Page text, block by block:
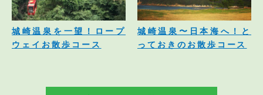
城崎温泉を一望！ロープ
ウェイお散歩コース
城崎温泉〜日本海へ！と
っておきのお散歩コース